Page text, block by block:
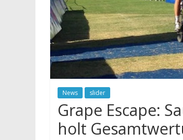
News slider
Grape Escape:
holt